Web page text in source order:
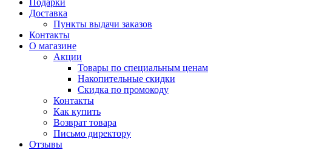
Подарки
Доставка
Пункты выдачи заказов
Контакты
О магазине
Акции
Товары по специальным ценам
Накопительные скидки
Скидка по промокоду
Контакты
Как купить
Возврат товара
Письмо директору
Отзывы